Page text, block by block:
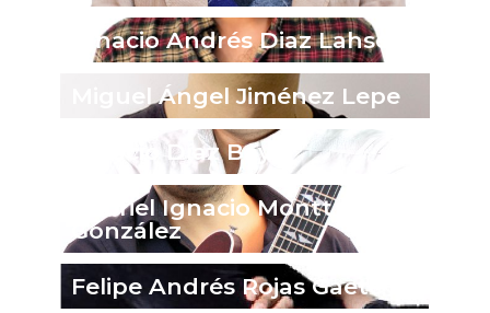
Ignacio Andrés Diaz Lahsen
Miguel Ángel Jiménez Lepe
Ignacio Díaz Bayo
Gabriel Ignacio Montt
González
Felipe Andrés Rojas Gaete